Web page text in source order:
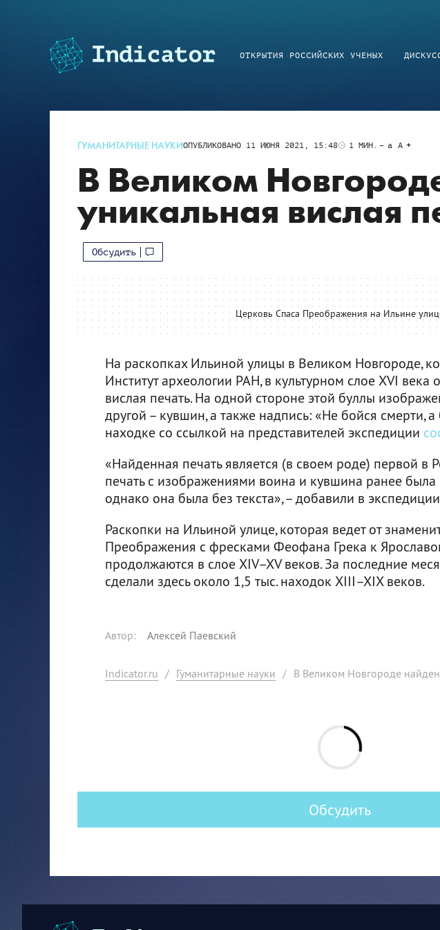
ОТКРЫТИЯ РОССИЙСКИХ УЧЕНЫХ
ГУМАНИТАРНЫЕ НАУКИОПУБЛИКОВАНО 11 ИЮНЯ 2021, 15:48 1 МИН. a A
В Великом
уникальная вислая
Обсудить
Церковь Спаса Преображения на Ильине
На раскопках Ильиной улицы в Великом Новгороде,
Институт археологии РАН, в культурном слое XVI
вислая печать. На одной стороне этой буллы
другой – кувшин, а также надпись: «Не бойся смерти,
находке со ссылкой на представителей экспедиции
«Найденная печать является (в своем роде) первой в
печать с изображениями воина и кувшина ранее
однако она была без текста», – добавили в
Раскопки на Ильиной улице, которая ведет от
Преображения с фресками Феофана Грека к
продолжаются в слое XIV–XV веков. За последние
сделали здесь около 1,5 тыс. находок XIII–XIX веков.
Автор: Алексей Паевский
Indicator.ru / Гуманитарные науки / В Великом Новгороде
Обсудить